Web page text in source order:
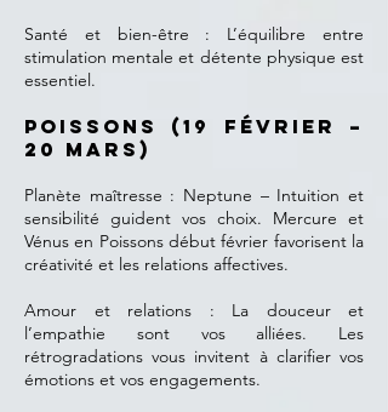
Santé et bien-être : L’équilibre entre
stimulation mentale et détente physique est
essentiel.
Poissons (19 février –
20 mars)
Planète maîtresse : Neptune – Intuition et
sensibilité guident vos choix. Mercure et
Vénus en Poissons début février favorisent la
créativité et les relations affectives.
Amour et relations : La douceur et
l’empathie sont vos alliées. Les
rétrogradations vous invitent à clarifier vos
émotions et vos engagements.